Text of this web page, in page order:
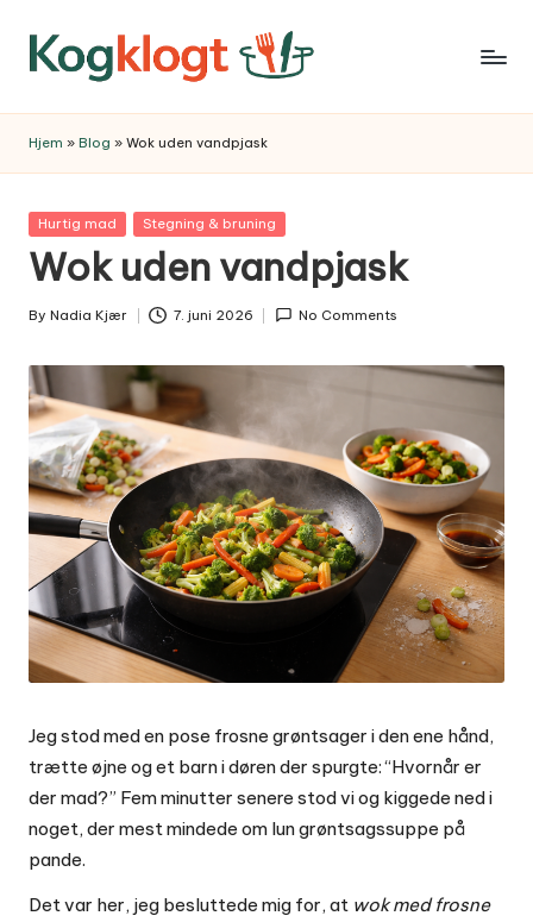
content
Hjem » Blog » Wok uden vandpjask
Posted
Hurtig mad Stegning & bruning
Wok uden vandpjask
Posted
By Nadia Kjær 7. juni 2026 No Comments
Jeg stod med en pose frosne grøntsager i den ene hånd,
trætte øjne og et barn i døren der spurgte: “Hvornår er
der mad?” Fem minutter senere stod vi og kiggede ned i
noget, der mest mindede om lun grøntsagssuppe på
pande.
Det var her, jeg besluttede mig for, at wok med frosne